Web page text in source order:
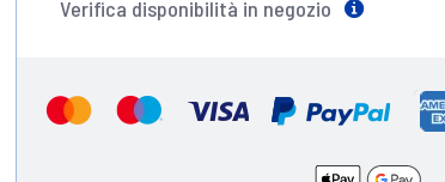
Verifica disponibilità in negozio